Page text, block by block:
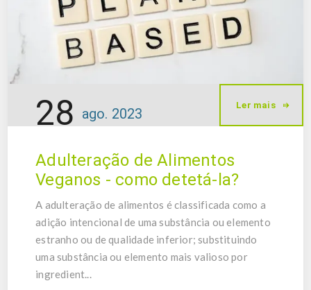
28 ago. 2023
Ler mais
Adulteração de Alimentos
Veganos - como detetá-la?
A adulteração de alimentos é classificada como a
adição intencional de uma substância ou elemento
estranho ou de qualidade inferior; substituindo
uma substância ou elemento mais valioso por
ingredient...